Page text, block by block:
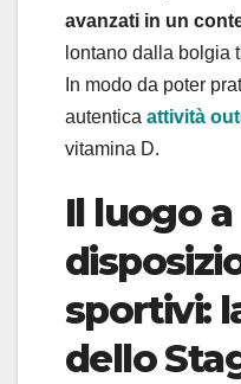
avanzati in un
lontano dalla bolgia
In modo da poter
autentica attività
vitamina D.
Il luogo a
sportivi:
dello